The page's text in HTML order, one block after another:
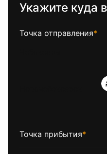
Укажите куда
Точка отправления*
Точка прибытия*